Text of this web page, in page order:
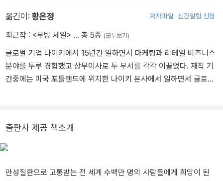
셀러리 주스의 비타민 C는 아주 순하고, 몸에서 활용하기 쉬우며, 면
역 기능이 약한 사람에게도 훨씬 쉽게 적용된다. 몸에서의 배출 역시
쉽다. 우리 몸을 빠져나갈 때 셀러리 주스의 비타민 C는 혈액 속의 바
이러스 폐기물과 결합해서 그 상태 그대로 신장이나 피부를 통해 우
리 몸 밖으로 나온다. 즉 자가면역 증상을 계속 악화시킬 수도 있는 바
리한다는 점에서 이득이다.
셀러리 주스는 감정과 기분 문제의 근본 원인인 독소를 직접 해결하
기 때문에 우리 모두가 바라는 기분 좋음, 행복, 명확함과 평화를 얻는
데 도움을 준다. 살면서 마주치는 힘들고 어려운 사건과 상황은 짜증,
걱정, 슬픔과 같은 감정을 일으킬 수 있고, 이때의 인과 관계는 우리
부터 앤서니는 자신의 특별한 능력을 사용해 사람들의 몸 상태를 ‘읽
고read’ 건강을 회복하는 방법을 알려주기 시작했다. 의료 영매Medi
cal Medium로서 놀랍도록 정확한 진단과 높은 치유 성공률 덕분에
전 세계 수많은 사람들의 사랑과 신뢰를 얻게 되었으며, 영화배우, 록
스타, 억만장자, 프로 운동선수 등 유명 인사들을 비롯해 그동안 치유
법을 몰라 속수무책 헤매던 평범한 사람들에 이르기까지 수많은 이들
ess and How to Finally Heal(한국어판, ⟪난치병 치유의 길⟫), Med
ical Medium Celery Juice(한국어판, ⟪신이 알려준 허브 주스, 셀러
의 삶을 바꾸는 음식들), Medical Medium Thyroid Healing(메디컬
옮긴이: 황은정 저자파일 신간알림 신청
최근작 : <무빙 세일> … 총 5종 (모두보기)
글로벌 기업 나이키에서 15년간 일하면서 마케팅과 리테일 비즈니스
분야를 두루 경험했고 상무이사로 두 부서를 각각 이끌었다. 재직 기
간중에는 미국 포틀랜드에 위치한 나이키 본사에서 일하면서 글로벌
미국 등에서 학술 및 문화 교류, 미디어 홍보, 호스피탤리티 그리고 스
포츠 분야를 빡세게 배우고 체험했다. 23개국을 여행했고 그중 일부
게 허락된 최대치로 살아보는 것이 목표이기에 각 여정과 경험에 감
출판사 제공 책소개
만성질환으로 고통받는 전 세계 수백만 명의 사람들에게 희망이 된